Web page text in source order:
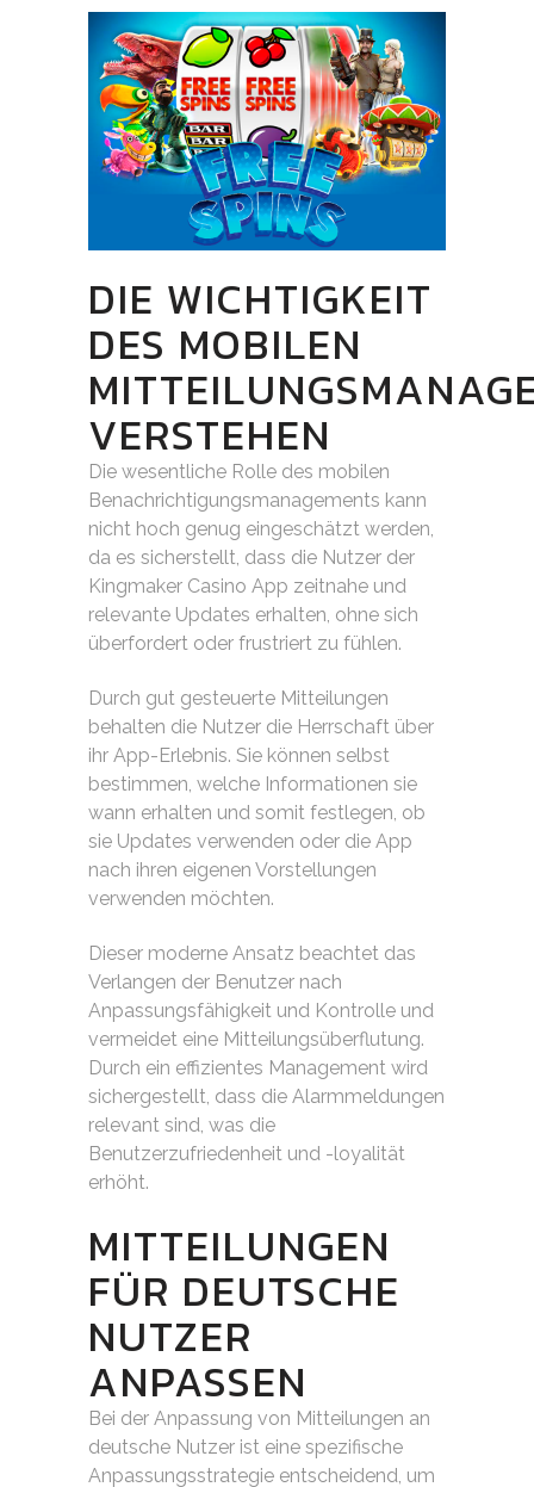
DIE WICHTIGKEIT
DES MOBILEN
VERSTEHEN
Die wesentliche Rolle des mobilen
Benachrichtigungsmanagements kann
nicht hoch genug eingeschätzt werden,
da es sicherstellt, dass die Nutzer der
Kingmaker Casino App zeitnahe und
relevante Updates erhalten, ohne sich
überfordert oder frustriert zu fühlen.
Durch gut gesteuerte Mitteilungen
behalten die Nutzer die Herrschaft über
ihr App-Erlebnis. Sie können selbst
bestimmen, welche Informationen sie
wann erhalten und somit festlegen, ob
sie Updates verwenden oder die App
nach ihren eigenen Vorstellungen
verwenden möchten.
Dieser moderne Ansatz beachtet das
Verlangen der Benutzer nach
Anpassungsfähigkeit und Kontrolle und
vermeidet eine Mitteilungsüberflutung.
Durch ein effizientes Management wird
sichergestellt, dass die Alarmmeldungen
relevant sind, was die
Benutzerzufriedenheit und -loyalität
erhöht.
MITTEILUNGEN
FÜR DEUTSCHE
NUTZER
ANPASSEN
Bei der Anpassung von Mitteilungen an
deutsche Nutzer ist eine spezifische
Anpassungsstrategie entscheidend, um